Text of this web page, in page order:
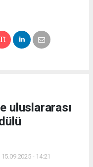
uluslararası
- 14:21